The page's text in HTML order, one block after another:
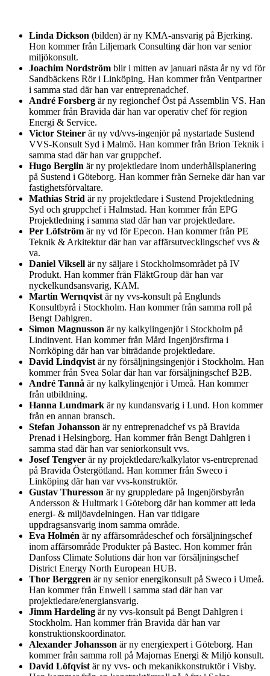
Linda Dickson (bilden) är ny KMA-ansvarig på Bjerking.
Hon kommer från Liljemark Consulting där hon var senior
miljökonsult.
Joachim Nordström blir i mitten av januari nästa år ny vd för
Sandbäckens Rör i Linköping. Han kommer från Ventpartner
i samma stad där han var entreprenadchef.
André Forsberg är ny regionchef Öst på Assemblin VS. Han
kommer från Bravida där han var operativ chef för region
Energi & Service.
Victor Steiner är ny vd/vvs-ingenjör på nystartade Sustend
VVS-Konsult Syd i Malmö. Han kommer från Brion Teknik i
samma stad där han var gruppchef.
Hugo Berglin är ny projektledare inom underhållsplanering
på Sustend i Göteborg. Han kommer från Serneke där han var
fastighetsförvaltare.
Mathias Strid är ny projektledare i Sustend Projektledning
Syd och gruppchef i Halmstad. Han kommer från EPG
Projektledning i samma stad där han var projektledare.
Per Löfström är ny vd för Epecon. Han kommer från PE
Teknik & Arkitektur där han var affärsutvecklingschef vvs &
va.
Daniel Viksell är ny säljare i Stockholmsområdet på IV
Produkt. Han kommer från FläktGroup där han var
nyckelkundsansvarig, KAM.
Martin Wernqvist är ny vvs-konsult på Englunds
Konsultbyrå i Stockholm. Han kommer från samma roll på
Bengt Dahlgren.
Simon Magnusson är ny kalkylingenjör i Stockholm på
Lindinvent. Han kommer från Mård Ingenjörsfirma i
Norrköping där han var biträdande projektledare.
David Lindqvist är ny försäljningsingenjör i Stockholm. Han
kommer från Svea Solar där han var försäljningschef B2B.
André Tannå är ny kalkylingenjör i Umeå. Han kommer
från utbildning.
Hanna Lundmark är ny kundansvarig i Lund. Hon kommer
från en annan bransch.
Stefan Johansson är ny entreprenadchef vs på Bravida
Prenad i Helsingborg. Han kommer från Bengt Dahlgren i
samma stad där han var seniorkonsult vvs.
Josef Tengver är ny projektledare/kalkylator vs-entreprenad
på Bravida Östergötland. Han kommer från Sweco i
Linköping där han var vvs-konstruktör.
Gustav Thuresson är ny gruppledare på Ingenjörsbyrån
Andersson & Hultmark i Göteborg där han kommer att leda
energi- & miljöavdelningen. Han var tidigare
uppdragsansvarig inom samma område.
Eva Holmén är ny affärsområdeschef och försäljningschef
inom affärsområde Produkter på Bastec. Hon kommer från
Danfoss Climate Solutions där hon var försäljningschef
District Energy North European HUB.
Thor Berggren är ny senior energikonsult på Sweco i Umeå.
Han kommer från Enwell i samma stad där han var
projektledare/energiansvarig.
Jimm Hardeling är ny vvs-konsult på Bengt Dahlgren i
Stockholm. Han kommer från Bravida där han var
konstruktionskoordinator.
Alexander Johansson är ny energiexpert i Göteborg. Han
kommer från samma roll på Majornas Energi & Miljö konsult.
David Löfqvist är ny vvs- och mekanikkonstruktör i Visby.